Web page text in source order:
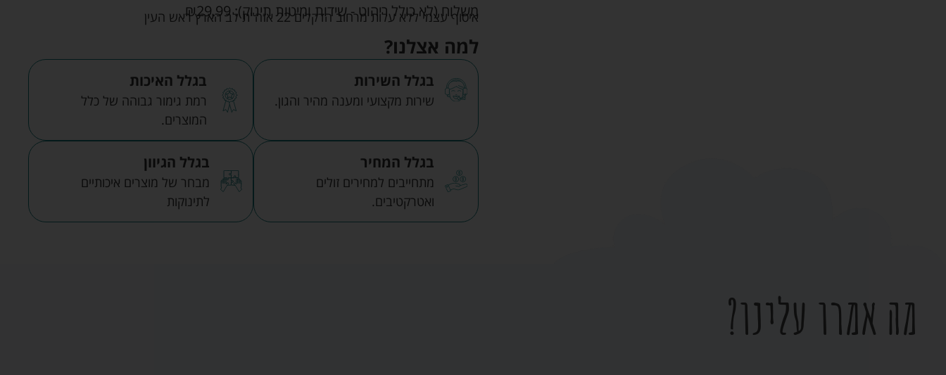
משלוח (לא כולל ריהוט - שידות ומיטות תינוק): ₪29.99 איסוף עצמי ללא עלות מרחוב הדקלים 22 אזה"ת לב הארץ ראש העין
למה אצלנו?
בגלל השירות
שירות מקצועי ומענה מהיר והגון.
בגלל האיכות
רמת גימור גבוהה של כלל
המוצרים.
בגלל המחיר
מתחייבים למחירים זולים
ואטרקטיבים.
בגלל הגיוון
מבחר של מוצרים איכותיים
לתינוקות
מה אמרו עלינו?